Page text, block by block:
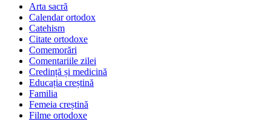
Arta sacră
Calendar ortodox
Catehism
Citate ortodoxe
Comemorări
Comentariile zilei
Credință și medicină
Educația creștină
Familia
Femeia creștină
Filme ortodoxe